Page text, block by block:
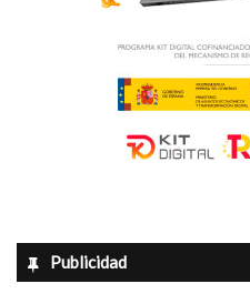
Publicidad